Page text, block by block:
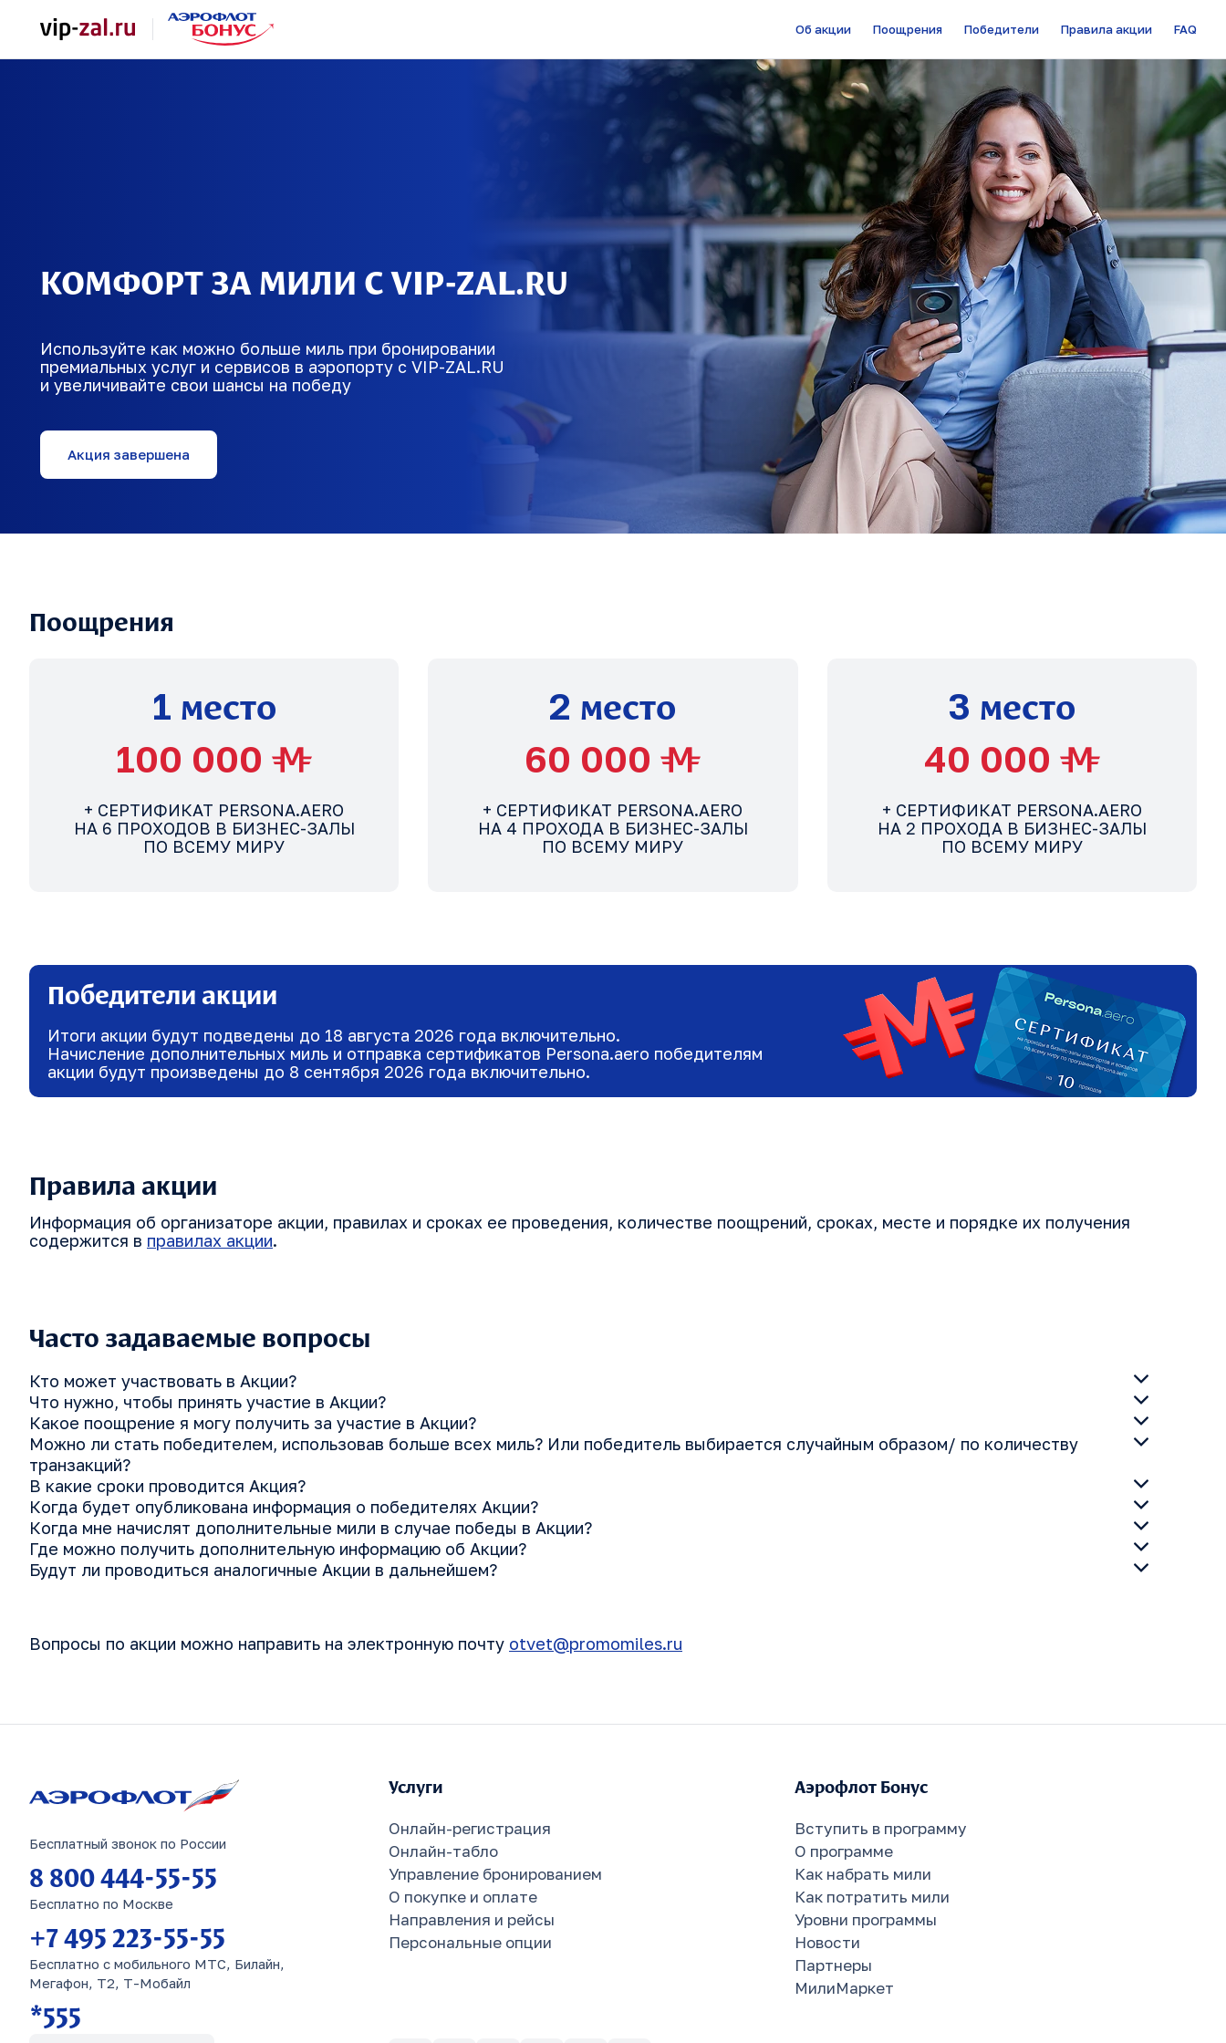
Об акции Поощрения Победители Правила акции FAQ
КОМФОРТ ЗА МИЛИ СVIP-ZAL.RU
Используйте как можно больше миль при бронировании
премиальных услуг и сервисов в аэропорту с VIP-ZAL.RU
и увеличивайте свои шансы на победу
Акция завершена
Поощрения
1 место
100 000
+ СЕРТИФИКАТ PERSONA.AERO
НА 6 ПРОХОДОВ В БИЗНЕС-ЗАЛЫ
ПО ВСЕМУ МИРУ
2 место
60 000
+ СЕРТИФИКАТ PERSONA.AERO
НА 4 ПРОХОДА В БИЗНЕС-ЗАЛЫ
ПО ВСЕМУ МИРУ
3 место
40 000
+ СЕРТИФИКАТ PERSONA.AERO
НА 2 ПРОХОДА В БИЗНЕС-ЗАЛЫ
ПО ВСЕМУ МИРУ
Победители акции
Итоги акции будут подведены до 18 августа 2026 года включительно.
Начисление дополнительных миль и отправка сертификатов Persona.aero победителям
акции будут произведены до 8 сентября 2026 года включительно.
Правила акции
Информация об организаторе акции, правилах и сроках ее проведения, количестве поощрений, сроках, месте и порядке их получения
содержится в правилах акции.
Часто задаваемые вопросы
Кто может участвовать в Акции?
Что нужно, чтобы принять участие в Акции?
Какое поощрение я могу получить за участие в Акции?
Можно ли стать победителем, использовав больше всех миль? Или победитель выбирается случайным образом/ по количеству
транзакций?
В какие сроки проводится Акция?
Когда будет опубликована информация о победителях Акции?
Когда мне начислят дополнительные мили в случае победы в Акции?
Где можно получить дополнительную информацию об Акции?
Будут ли проводиться аналогичные Акции в дальнейшем?
Вопросы по акции можно направить на электронную почту otvet@promomiles.ru
Бесплатный звонок по России
8 800 444-55-55
Бесплатно по Москве
+7 495 223-55-55
Бесплатно с мобильного МТС, Билайн,
Мегафон, Т2, Т-Мобайл
*555
Услуги
Онлайн-регистрация
Онлайн-табло
Управление бронированием
О покупке и оплате
Направления и рейсы
Персональные опции
Аэрофлот Бонус
Вступить в программу
О программе
Как набрать мили
Как потратить мили
Уровни программы
Новости
Партнеры
МилиМаркет